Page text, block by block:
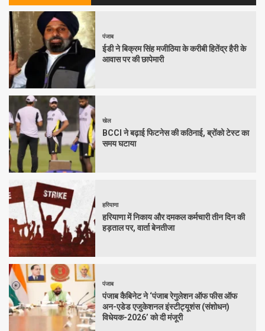
पंजाब
ईडी ने बिक्रम सिंह मजीठिया के करीबी हितेंद्र हैरी के
आवास पर की छापेमारी
खेल
BCCI ने बढ़ाई फिटनेस की कठिनाई, ब्रोंको टेस्ट का
समय घटाया
हरियाणा
हरियाणा में निकाय और दमकल कर्मचारी तीन दिन की
हड़ताल पर, वार्ता बेनतीजा
पंजाब
पंजाब कैबिनेट ने ‘पंजाब रेगुलेशन ऑफ फीस ऑफ
अन-एडेड एजुकेशनल इंस्टीट्यूशंस (संशोधन)
विधेयक-2026’ को दी मंजूरी